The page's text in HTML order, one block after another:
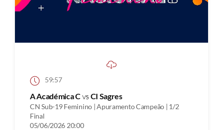
59:57
A Académica Cvs CI Sagres
CN Sub-19 Feminino | Apuramento Campeão | 1/2
Final
05/06/2026 20:00